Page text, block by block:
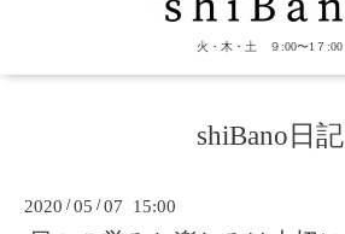
火・木・土 ９:00〜1７:00
shiBano日記
2020 /05 /07 15:00